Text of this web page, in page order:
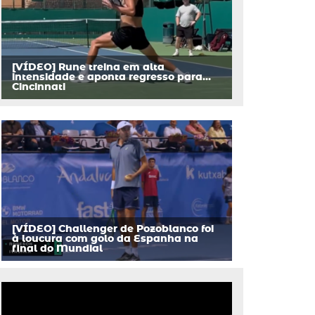
[VÍDEO] Rune treina em alta
intensidade e aponta regresso para…
Cincinnati
[VÍDEO] Challenger de Pozoblanco foi
à loucura com golo da Espanha na
final do Mundial